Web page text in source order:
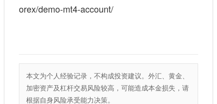
orex/demo-mt4-account/
本文为个人经验记录，不构成投资建议。外汇、黄金、
加密资产及杠杆交易风险较高，可能造成本金损失，请
根据自身风险承受能力决策。